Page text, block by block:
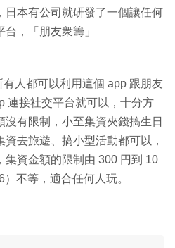
日本有公司就研發了一個讓任何
，「朋友衆籌」
人都可以利用這個 app 跟朋友
連接社交平台就可以，十分方
有限制，小至集資夾錢搞生日
去旅遊、搞小型活動都可以，
集資金額的限制由 300 円到 10
不等，適合任何人玩。